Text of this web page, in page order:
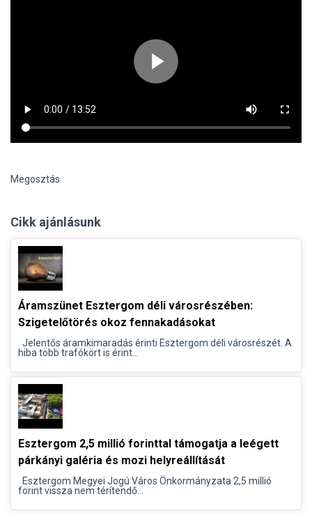
Megosztás
Cikk ajánlásunk
Áramszünet Esztergom déli városrészében:
Szigetelőtörés okoz fennakadásokat
Jelentős áramkimaradás érinti Esztergom déli városrészét. A
hiba több trafókört is érint...
Esztergom 2,5 millió forinttal támogatja a leégett
párkányi galéria és mozi helyreállítását
Esztergom Megyei Jogú Város Önkormányzata 2,5 millió
forint vissza nem térítendő...